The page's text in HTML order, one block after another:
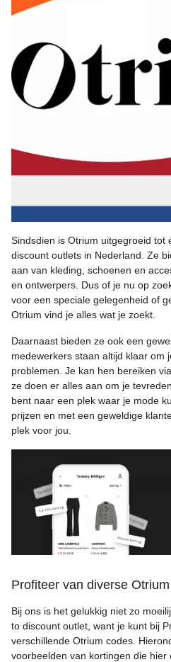
Sindsdien is Otrium uitgegroeid tot
discount outlets in Nederland. Ze
aan van kleding, schoenen en
en ontwerpers. Dus of je nu op
voor een speciale gelegenheid of
Otrium vind je alles wat je zoekt.
Daarnaast bieden ze ook een
medewerkers staan altijd klaar om
problemen. Je kan hen bereiken
ze doen er alles aan om je
bent naar een plek waar je mode
prijzen en met een geweldige
plek voor jou.
Profiteer van diverse
Bij ons is het gelukkig niet zo
to discount outlet, want je kunt bij
verschillende Otrium codes.
voorbeelden van kortingen die